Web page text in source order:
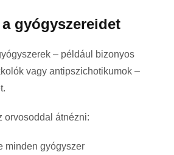
a gyógyszereidet
– például bizonyos
vagy antipszichotikumok –
orvosoddal átnézni:
minden gyógyszer